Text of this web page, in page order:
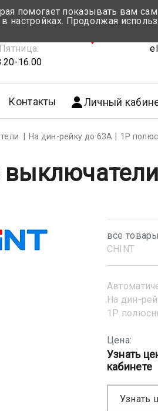
Четверг:
Пятница:
16.00
Контакты Личный
На дин-рейку до 63А 1Р
все товары
CHINT
На дин-
1Р
Цена:
Узнать
кабинете
Узнать
помогает показывать вам
Продолжая